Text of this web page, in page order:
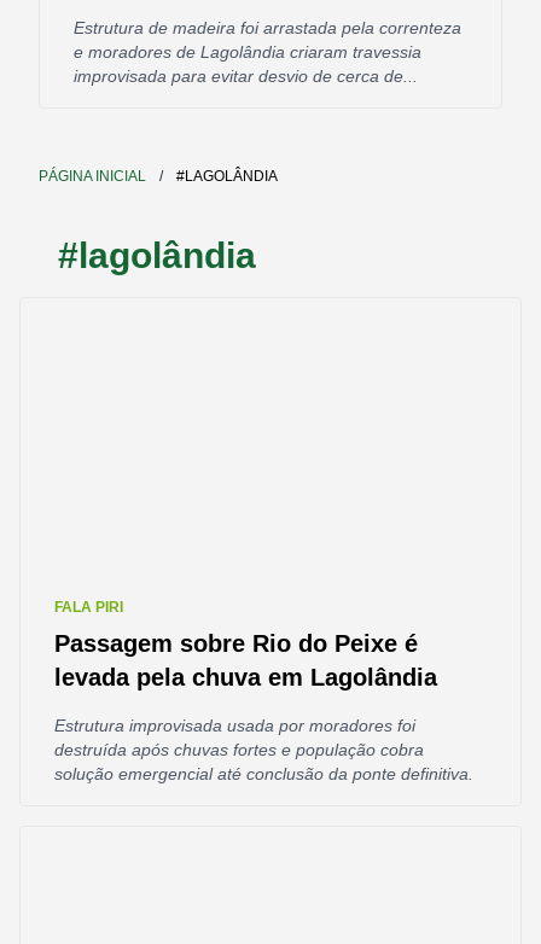
Estrutura de madeira foi arrastada pela correnteza
e moradores de Lagolândia criaram travessia
improvisada para evitar desvio de cerca de...
PÁGINA INICIAL / #LAGOLÂNDIA
#lagolândia
FALA PIRI
Passagem sobre Rio do Peixe é
levada pela chuva em Lagolândia
Estrutura improvisada usada por moradores foi
destruída após chuvas fortes e população cobra
solução emergencial até conclusão da ponte definitiva.